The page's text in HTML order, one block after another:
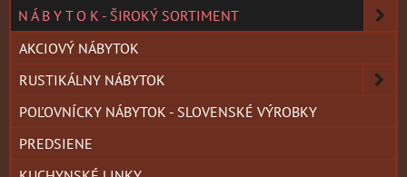
N Á B Y T O K - ŠIROKÝ SORTIMENT
AKCIOVÝ NÁBYTOK
RUSTIKÁLNY NÁBYTOK
POĽOVNÍCKY NÁBYTOK - SLOVENSKÉ VÝROBKY
PREDSIENE